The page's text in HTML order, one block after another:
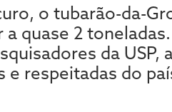
o tubarão-da-
a quase 2
da USP,
e respeitadas do